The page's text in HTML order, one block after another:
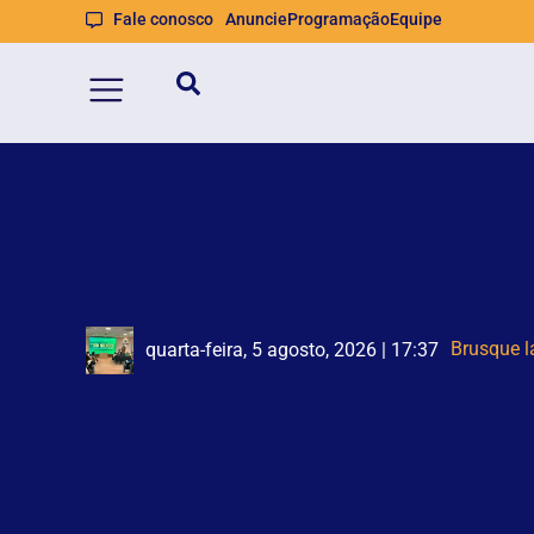
Fale conosco AnuncieProgramaçãoEquipe
quarta-feira, 5 agosto, 2026 | 16:59 Homem
Defesa